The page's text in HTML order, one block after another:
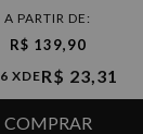
A PARTIR DE:
R$ 139,90
6 XDER$ 23,31
COMPRAR